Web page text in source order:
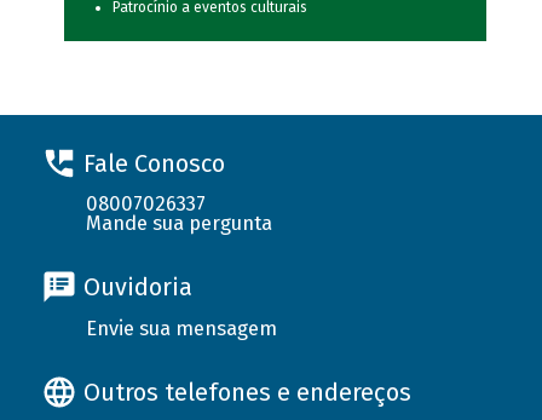
Patrocínio a eventos culturais
Fale Conosco
08007026337
Mande sua pergunta
Ouvidoria
Envie sua mensagem
Outros telefones e endereços